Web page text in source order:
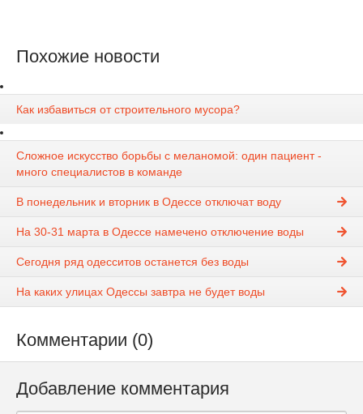
Похожие новости
Как избавиться от строительного мусора?
Сложное искусство борьбы с меланомой: один пациент -
много специалистов в команде
В понедельник и вторник в Одессе отключат воду
На 30-31 марта в Одессе намечено отключение воды
Сегодня ряд одесситов останется без воды
На каких улицах Одессы завтра не будет воды
Комментарии (0)
Добавление комментария